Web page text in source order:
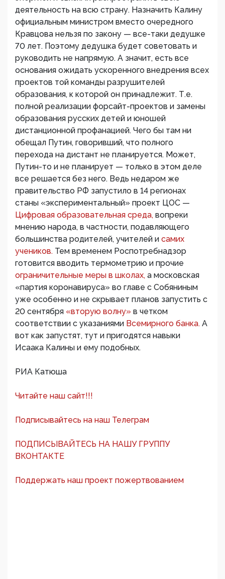
деятельность на всю страну. Назначить Калину
официальным министром вместо очередного
Кравцова нельзя по закону — все-таки дедушке
70 лет. Поэтому дедушка будет советовать и
руководить не напрямую. А значит, есть все
основания ожидать ускоренного внедрения всех
проектов той команды разрушителей
образования, к которой он принадлежит. Т.е.
полной реализации форсайт-проектов и замены
образования русских детей и юношей
дистанционной профанацией. Чего бы там ни
обещал Путин, говоривший, что полного
перехода на дистант не планируется. Может,
Путин-то и не планирует — только в этом деле
все решается без него. Ведь недаром же
правительство РФ запустило в 14 регионах
станы «экспериментальный» проект ЦОС —
Цифровая образовательная среда, вопреки
мнению народа, в частности, подавляющего
большинства родителей, учителей и самих
учеников. Тем временем Роспотребнадзор
готовится вводить термометрию и прочие
ограничительные меры в школах, а московская
«партия коронавируса» во главе с Собяниным
уже особенно и не скрывает планов запустить с
20 сентября «вторую волну» в четком
соответствии с указаниями Всемирного банка. А
вот как запустят, тут и пригодятся навыки
Исаака Калины и ему подобных.
РИА Катюша
Читайте наш сайт!!!
Подписывайтесь на наш Телеграм
ПОДПИСЫВАЙТЕСЬ НА НАШУ ГРУППУ
ВКОНТАКТЕ
Поддержать наш проект пожертвованием